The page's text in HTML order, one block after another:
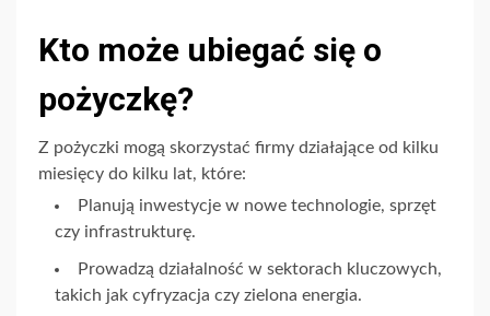
Kto może ubiegać się o
pożyczkę?
Z pożyczki mogą skorzystać firmy działające od kilku
miesięcy do kilku lat, które:
Planują inwestycje w nowe technologie, sprzęt
czy infrastrukturę.
Prowadzą działalność w sektorach kluczowych,
takich jak cyfryzacja czy zielona energia.